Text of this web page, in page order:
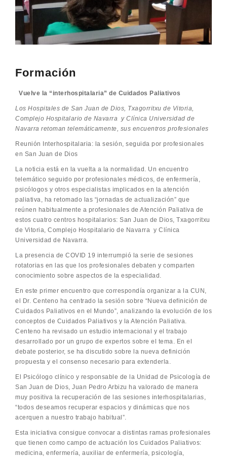
Formación
Vuelve la “interhospitalaria” de Cuidados Paliativos
Los Hospitales de San Juan de Dios, Txagorritxu de Vitoria,
Complejo Hospitalario de Navarra y Clínica Universidad de
Navarra retoman telemáticamente, sus encuentros profesionales
Reunión Interhospitalaria: la sesión, seguida por profesionales
en San Juan de Dios
La noticia está en la vuelta a la normalidad. Un encuentro
telemático seguido por profesionales médicos, de enfermería,
psicólogos y otros especialistas implicados en la atención
paliativa, ha retomado las “jornadas de actualización” que
reúnen habitualmente a profesionales de Atención Paliativa de
estos cuatro centros hospitalarios: San Juan de Dios, Txagorritxu
de Vitoria, Complejo Hospitalario de Navarra y Clínica
Universidad de Navarra.
La presencia de COVID 19 interrumpió la serie de sesiones
rotatorias en las que los profesionales debaten y comparten
conocimiento sobre aspectos de la especialidad.
En este primer encuentro que correspondía organizar a la CUN,
el Dr. Centeno ha centrado la sesión sobre “Nueva definición de
Cuidados Paliativos en el Mundo”, analizando la evolución de los
conceptos de Cuidados Paliativos y la Atención Paliativa.
Centeno ha revisado un estudio internacional y el trabajo
desarrollado por un grupo de expertos sobre el tema. En el
debate posterior, se ha discutido sobre la nueva definición
propuesta y el consenso necesario para extenderla.
El Psicólogo clínico y responsable de la Unidad de Psicología de
San Juan de Dios, Juan Pedro Arbizu ha valorado de manera
muy positiva la recuperación de las sesiones interhospitalarias,
“todos deseamos recuperar espacios y dinámicas que nos
acerquen a nuestro trabajo habitual”.
Esta iniciativa consigue convocar a distintas ramas profesionales
que tienen como campo de actuación los Cuidados Paliativos:
medicina, enfermería, auxiliar de enfermería, psicología,